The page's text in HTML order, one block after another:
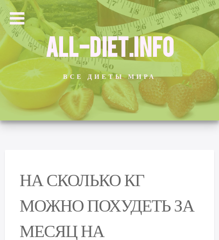
ALL-DIET.INFO
ВСЕ ДИЕТЫ МИРА
НА СКОЛЬКО КГ
МОЖНО ПОХУДЕТЬ ЗА
МЕСЯЦ НА